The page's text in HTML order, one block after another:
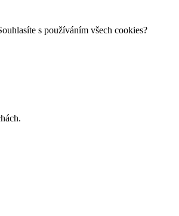
s používáním všech cookies?